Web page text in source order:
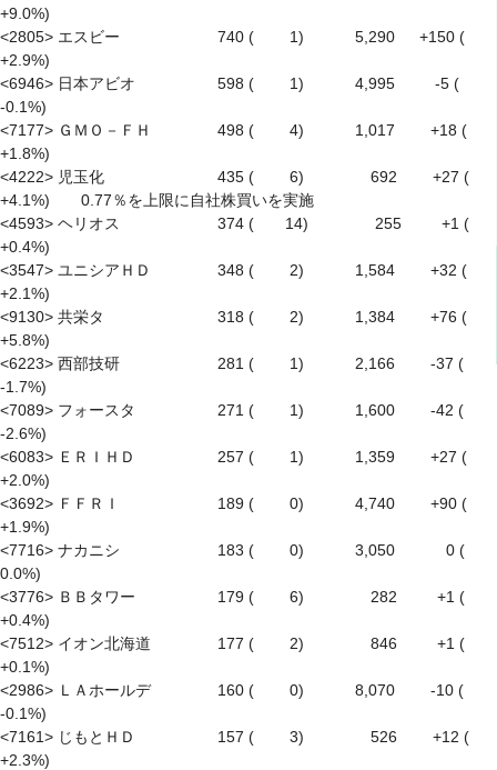
+9.0%)
<2805> エスビー　　　　　　 740 (　　 1)　　　 5,290 　 +150 (
+2.9%)
<6946> 日本アビオ　　　　　 598 (　　 1)　　　 4,995 　　 -5 (
-0.1%)
<7177> ＧＭＯ－ＦＨ　　　　 498 (　　 4)　　　 1,017　　 +18 (
+1.8%)
<4222> 児玉化　　　　　　　 435 (　　 6)　　　　 692　　 +27 (
+4.1%)　　0.77％を上限に自社株買いを実施
<4593> ヘリオス　　　　　　 374 (　　14)　　　　 255 　　 +1 (
+0.4%)
<3547> ユニシアＨＤ　　　　 348 (　　 2)　　　 1,584　　 +32 (
+2.1%)
<9130> 共栄タ　　　　　　　 318 (　　 2)　　　 1,384　　 +76 (
+5.8%)
<6223> 西部技研　　　　　　 281 (　　 1)　　　 2,166　　 -37 (
-1.7%)
<7089> フォースタ　　　　　 271 (　　 1)　　　 1,600　　 -42 (
-2.6%)
<6083> ＥＲＩＨＤ　　　　　 257 (　　 1)　　　 1,359　　 +27 (
+2.0%)
<3692> ＦＦＲＩ　　　　　　 189 (　　 0)　　　 4,740　　 +90 (
+1.9%)
<7716> ナカニシ　　　　　　 183 (　　 0)　　　 3,050　　　 0 (
0.0%)
<3776> ＢＢタワー　　　　　 179 (　　 6)　　　　 282 　　 +1 (
+0.4%)
<7512> イオン北海道　　　　 177 (　　 2)　　　　 846 　　 +1 (
+0.1%)
<2986> ＬＡホールデ　　　　 160 (　　 0)　　　 8,070　　 -10 (
-0.1%)
<7161> じもとＨＤ　　　　　 157 (　　 3)　　　　 526　　 +12 (
+2.3%)